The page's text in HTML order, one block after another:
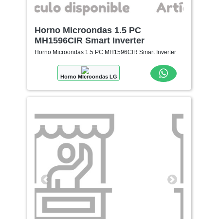
Horno Microondas 1.5 PC
MH1596CIR Smart Inverter
Horno Microondas 1.5 PC MH1596CIR Smart Inverter
Horno MIcroondas LG
Anterior Siguiente